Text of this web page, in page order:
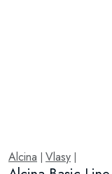
Alcina Vlasy